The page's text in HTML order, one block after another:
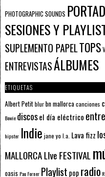
PHOTOGRAPHIC SOUNDS
SESIONES Y
SUPLEMENTO PAPELTOPS
ENTREVISTASÁLBUMES
ETIQUETAS
Albert Petitblurbn mallorcacanciones
Bowie discosel día eléctrico
hipster Indie jane yo l.a. Lava fizz
MALLORCA LIve FESTIVAL
oasis Pau Forner Playlist pop radio